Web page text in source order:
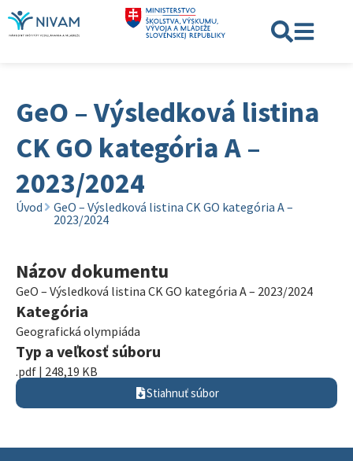
GeO – Výsledková listina
CK GO kategória A –
2023/2024
Úvod
GeO – Výsledková listina CK GO kategória A –
2023/2024
Názov dokumentu
GeO – Výsledková listina CK GO kategória A – 2023/2024
Kategória
Geografická olympiáda
Typ a veľkosť súboru
.pdf | 248,19 KB
Stiahnuť súbor